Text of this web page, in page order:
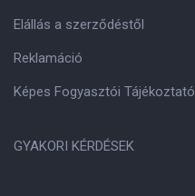
Elállás a szerződéstől
Reklamáció
Képes Fogyasztói Tájékoztató
GYAKORI KÉRDÉSEK